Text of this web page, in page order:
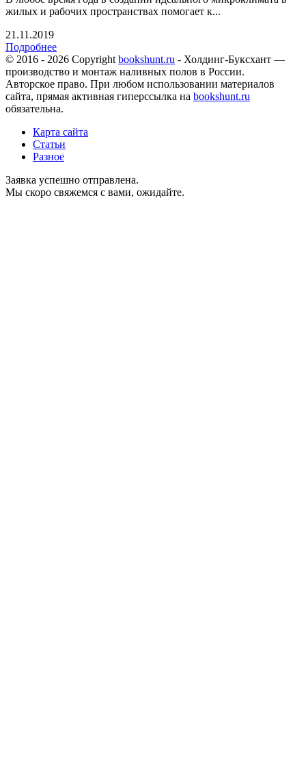
жилых и рабочих пространствах помогает к...
21.11.2019
Подробнее
© 2016 - 2026 Copyright bookshunt.ru - Холдинг-Буксхант —
производство и монтаж наливных полов в России.
Авторское право. При любом использовании материалов
сайта, прямая активная гиперссылка на bookshunt.ru
обязательна.
Карта сайта
Статьи
Разное
Заявка успешно отправлена.
Мы скоро свяжемся с вами, ожидайте.